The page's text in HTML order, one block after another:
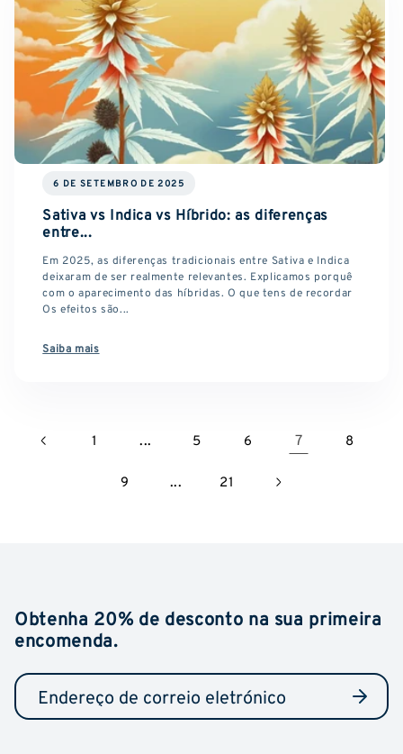
6 DE SETEMBRO DE 2025
Sativa vs Indica vs Híbrido: as diferenças
entre...
Em 2025, as diferenças tradicionais entre Sativa e Indica
deixaram de ser realmente relevantes. Explicamos porquê
com o aparecimento das híbridas. O que tens de recordar
Os efeitos são...
Saiba mais
1 ... 5 6 7 8
9 ... 21
Obtenha 20% de desconto na sua primeira
encomenda.